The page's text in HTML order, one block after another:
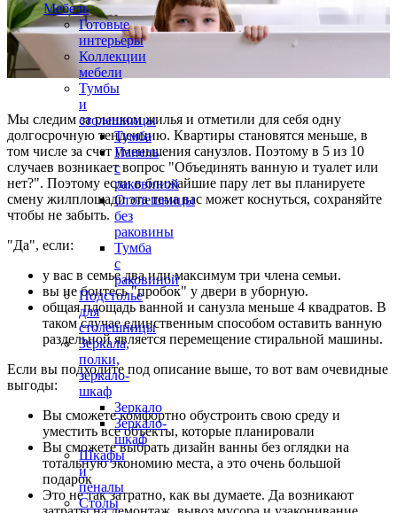
Мебель
Готовые
интерьеры
Коллекции
мебели
Тумбы
и
столешницы
Тумба
Панель
с
раковиной
Столешницы
без
раковины
Тумба
с
раковиной
Подстолье
для
столешницы
Зеркала,
полки,
зеркало-
шкаф
Зеркало
Зеркало-
шкаф
Шкафы
и
пеналы
Столы
Мы следим за рынком жилья и отметили для себя одну
долгосрочную тенденцию. Квартиры становятся меньше, в
том числе за счет уменьшения санузлов. Поэтому в 5 из 10
случаев возникает вопрос "Объединять ванную и туалет или
нет?". Поэтому если в ближайшие пару лет вы планируете
смену жилплощади эта тема вас может коснуться, сохраняйте
чтобы не забыть.
"Да", если:
у вас в семье два или максимум три члена семьи.
вы не боитесь "пробок" у двери в уборную.
общая площадь ванной и санузла меньше 4 квадратов. В
таком случае единственным способом оставить ванную
раздельной является перемещение стиральной машины.
Если вы подходите под описание выше, то вот вам очевидные
выгоды:
Вы сможете комфортно обустроить свою среду и
уместить все объекты, которые планировали
Вы сможете выбрать дизайн ванны без оглядки на
тотальную экономию места, а это очень большой
подарок
Это не так затратно, как вы думаете. Да возникают